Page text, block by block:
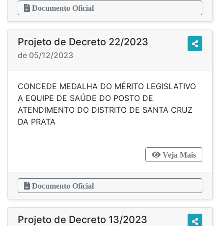
Documento Oficial
Projeto de Decreto 22/2023
de 05/12/2023
CONCEDE MEDALHA DO MÉRITO LEGISLATIVO
A EQUIPE DE SAÚDE DO POSTO DE
ATENDIMENTO DO DISTRITO DE SANTA CRUZ
DA PRATA
Veja Mais
Documento Oficial
Projeto de Decreto 13/2023